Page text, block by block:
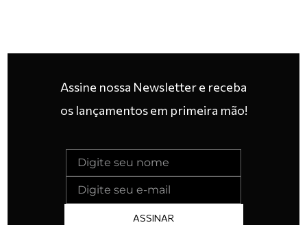
Assine nossa Newsletter e receba
os lançamentos em primeira mão!
ASSINAR